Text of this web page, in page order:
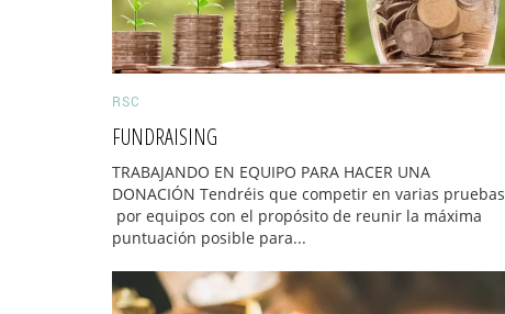
RSC
FUNDRAISING
TRABAJANDO EN EQUIPO PARA HACER UNA
DONACIÓN Tendréis que competir en varias pruebas
por equipos con el propósito de reunir la máxima
puntuación posible para...